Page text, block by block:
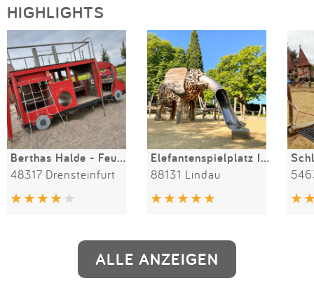
HIGHLIGHTS
Berthas Halde - Feuerwehrspielplatz
48317 Drensteinfurt
Elefantenspielplatz Insel Lindau
88131 Lindau
ALLE ANZEIGEN